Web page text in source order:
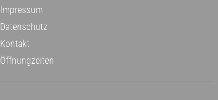
Impressum
Datenschutz
Kontakt
Öffnungzeiten